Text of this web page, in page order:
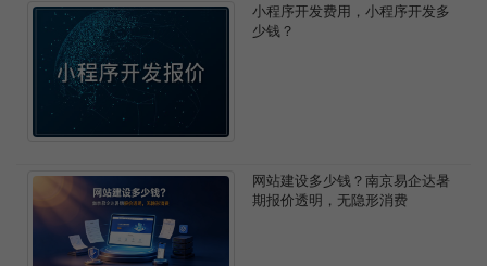
小程序开发费用，小程序开发多
少钱？
网站建设多少钱？南京易企达暑
期报价透明，无隐形消费